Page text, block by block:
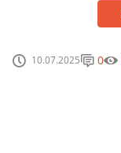
10.07.2025 0